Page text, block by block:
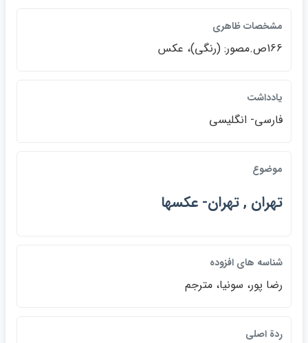
مشخصات ظاهري
166ص.مصور: (رنگي)، عكس
يادداشت
فارسي- انگليسي
موضوع
تهران , تهران- عكسها
شناسه هاي افزوده
رضا پور، سونيا، مترجم
ردة اصلي